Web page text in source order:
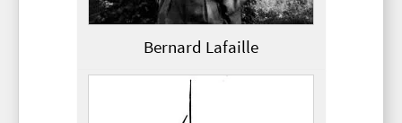
Bernard Lafaille